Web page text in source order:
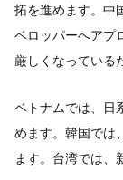
拓を進めます。中
ベロッパーへアプ
厳しくなっている
ベトナムでは、日
めます。韓国では
ます。台湾では、